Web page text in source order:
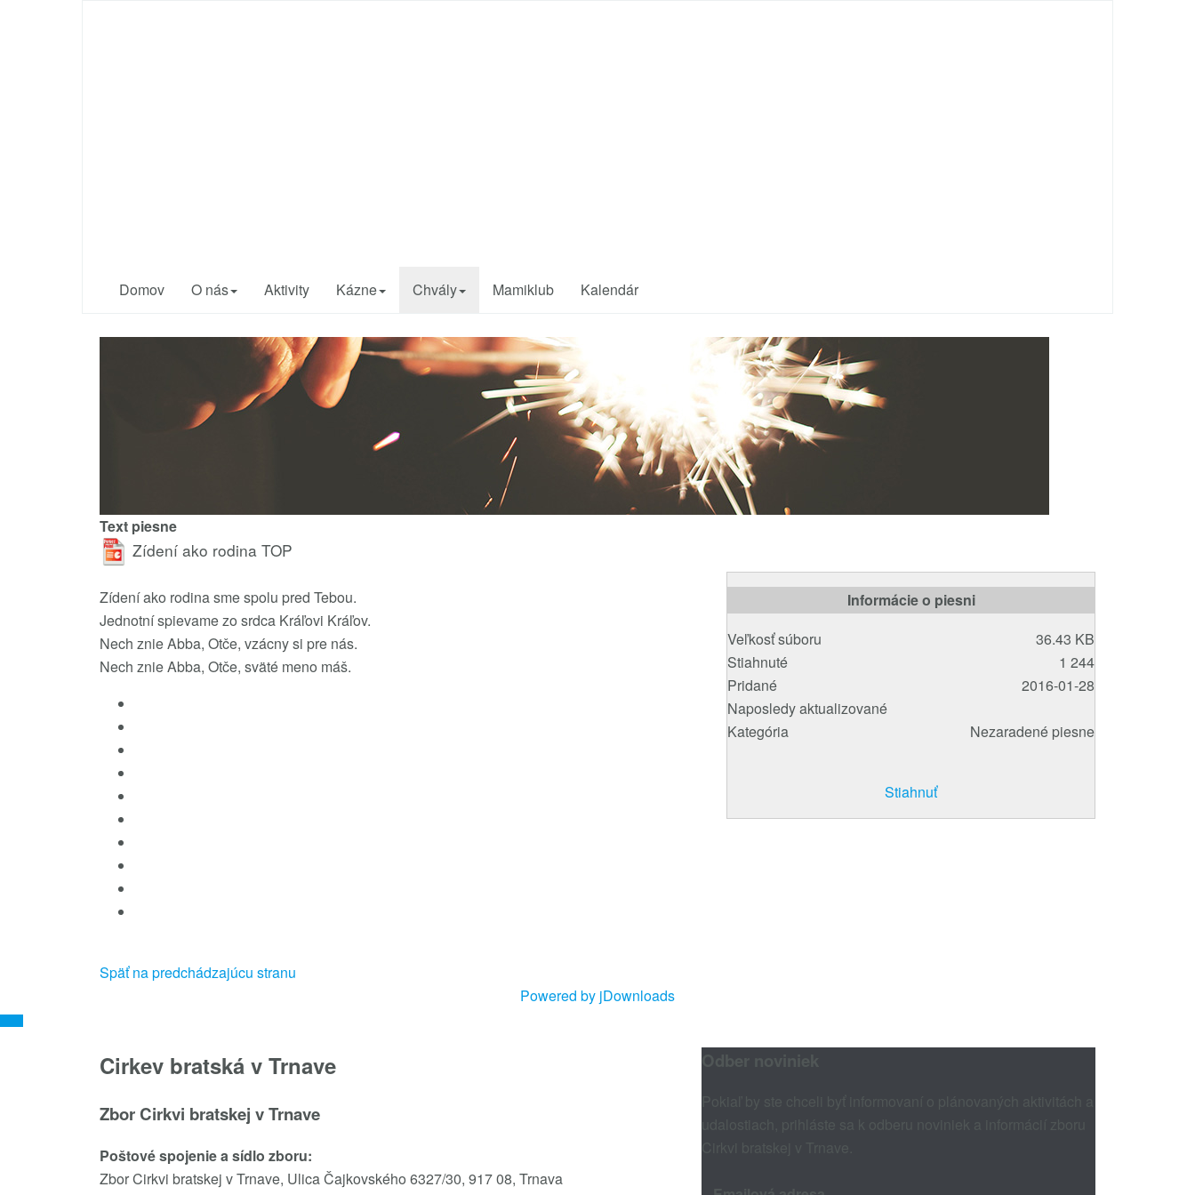
Domov O nás Aktivity Kázne Chvály Mamiklub Kalendár
Text piesne
Zídení ako rodina TOP
Zídení ako rodina sme spolu pred Tebou.
Jednotní spievame zo srdca Kráľovi Kráľov.
Nech znie Abba, Otče, vzácny si pre nás.
Nech znie Abba, Otče, sväté meno máš.
Informácie o piesni
Veľkosť súboru
36.43 KB
Stiahnuté
1 244
Pridané
2016-01-28
Naposledy aktualizované
Kategória
Nezaradené piesne
Stiahnuť
Späť na predchádzajúcu stranu
Powered by jDownloads
Cirkev bratská v Trnave
Zbor Cirkvi bratskej v Trnave
Poštové spojenie a sídlo zboru:
Zbor Cirkvi bratskej v Trnave, Ulica Čajkovského 6327/30, 917 08, Trnava